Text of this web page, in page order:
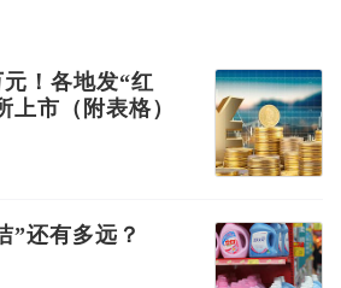
！各地发“红
上市（附表格）
”还有多远？